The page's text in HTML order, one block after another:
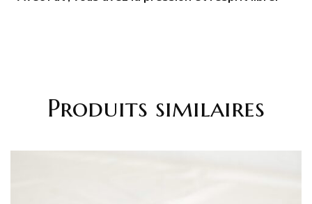
Produits similaires